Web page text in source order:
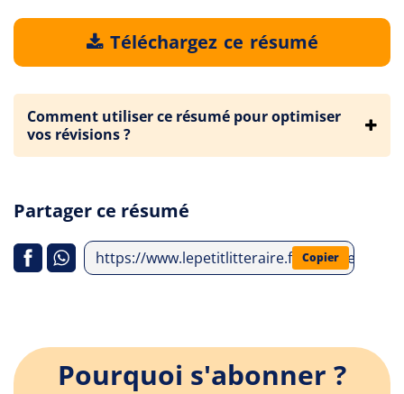
Téléchargez ce résumé
Comment utiliser ce résumé pour optimiser
vos révisions ?
Partager ce résumé
https://www.lepetitlitteraire.fr/analyses-
Copier
Pourquoi s'abonner ?